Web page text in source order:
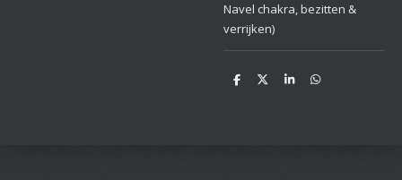
Navel chakra, bezitten &
verrijken)
D
D
S
D